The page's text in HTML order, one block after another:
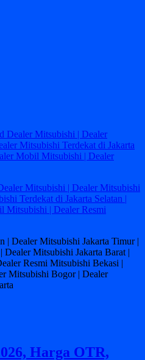
Mitsubishi | Dealer Mitsubishi
Terdekat di Jakarta Selatan |
Mitsubishi | Dealer Resmi
| Dealer Mitsubishi Jakarta Timur |
Mitsubishi Jakarta Barat |
Resmi Mitsubishi Bekasi |
Mitsubishi Bogor | Dealer
Harga OTR,